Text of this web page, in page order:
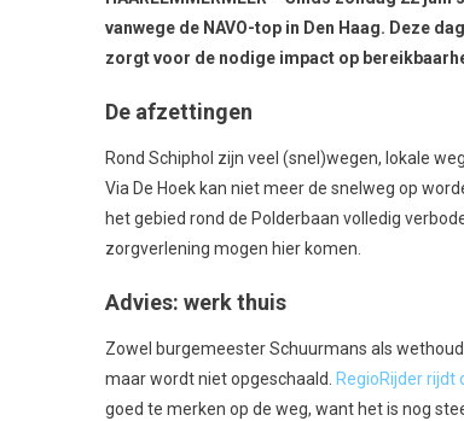
vanwege de NAVO-top in Den Haag. Deze
zorgt voor de nodige impact op
De afzettingen
Rond Schiphol zijn veel (snel)wegen, lokale
Via De Hoek kan niet meer de snelweg op
het gebied rond de Polderbaan volledig
zorgverlening mogen hier komen.
Advies: werk thuis
Zowel burgemeester Schuurmans als
maar wordt niet opgeschaald.
RegioRijder
goed te merken op de weg, want het is nog